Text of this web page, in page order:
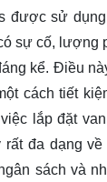
được sử
sự cố, lượng
kể. Điều
cách tiết
lắp đặt
đa dạng
sách và